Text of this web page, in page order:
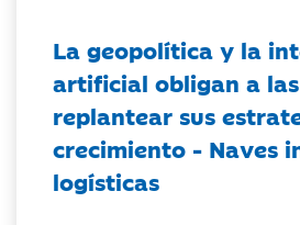
La geopolítica y la
artificial obligan a
replantear sus
crecimiento - Naves
logísticas